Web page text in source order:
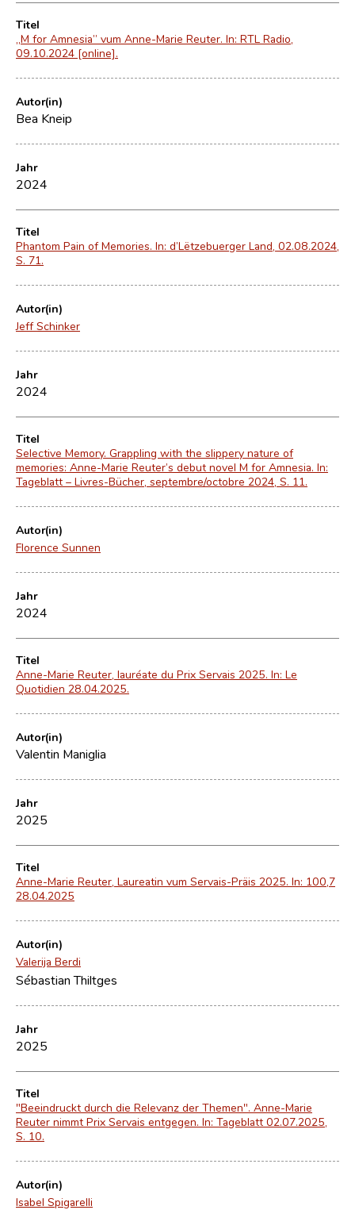
Titel
„M for Amnesia” vum Anne-Marie Reuter. In: RTL Radio,
09.10.2024 [online].
Autor(in)
Bea Kneip
Jahr
2024
Titel
Phantom Pain of Memories. In: d’Lëtzebuerger Land, 02.08.2024,
S. 71.
Autor(in)
Jeff Schinker
Jahr
2024
Titel
Selective Memory. Grappling with the slippery nature of
memories: Anne-Marie Reuter’s debut novel M for Amnesia. In:
Tageblatt – Livres-Bücher, septembre/octobre 2024, S. 11.
Autor(in)
Florence Sunnen
Jahr
2024
Titel
Anne-Marie Reuter, lauréate du Prix Servais 2025. In: Le
Quotidien 28.04.2025.
Autor(in)
Valentin Maniglia
Jahr
2025
Titel
Anne-Marie Reuter, Laureatin vum Servais-Präis 2025. In: 100,7
28.04.2025
Autor(in)
Valerija Berdi
Sébastian Thiltges
Jahr
2025
Titel
"Beeindruckt durch die Relevanz der Themen". Anne-Marie
Reuter nimmt Prix Servais entgegen. In: Tageblatt 02.07.2025,
S. 10.
Autor(in)
Isabel Spigarelli